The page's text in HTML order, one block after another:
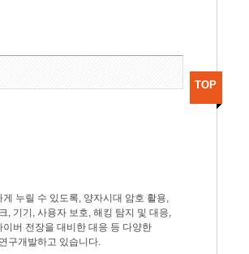
누릴 수 있도록, 양자시대 암호 활용,
, 기기, 사용자 보호, 해킹 탐지 및 대응,
버 전장을 대비한 대응 등 다양한
구개발하고 있습니다.
TOP